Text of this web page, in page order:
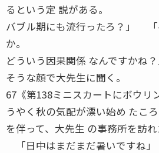
るという定 説がある。
バブル期にも流行ったろ？」 「
か。
どういう因果関係 なんですかね
そうな顔で大先生に聞く。
67《第138ミニスカートにボウ
うやく秋の気配が漂い始め たこ
を伴って、大先生 の事務所を訪れ
「日中はまだまだ暑いですね